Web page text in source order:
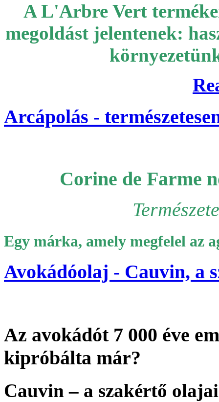
A L'Arbre Vert
megoldástjelentenek:
Arcápolás -
Corine de Farme
Egy márka, amely megfelel az
Avokádóolaj - Cauvin, a
Az avokádót 7 000 éve
kipróbálta már?
Cauvin – a szakértő olajai